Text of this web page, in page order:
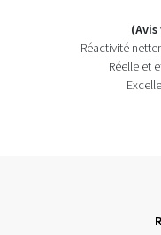
Réactivité
Réelle et